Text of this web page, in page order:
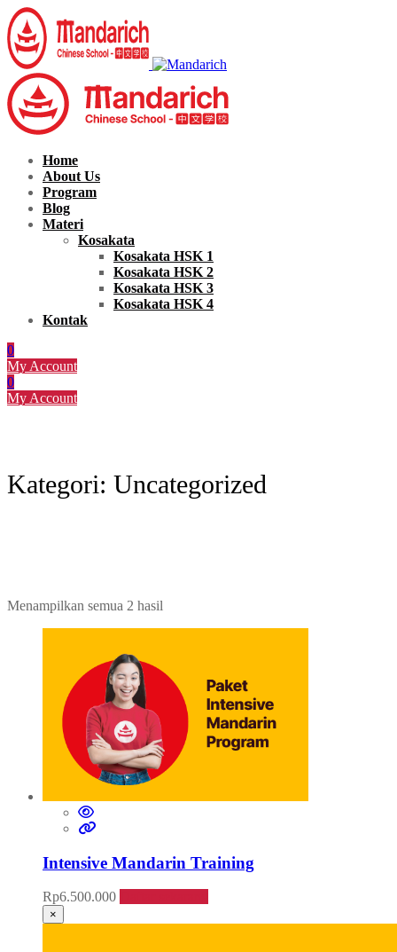
Home
About Us
Program
Blog
Materi
Kosakata
Kosakata HSK 1
Kosakata HSK 2
Kosakata HSK 3
Kosakata HSK 4
Kontak
0
My Account
0
My Account
Kategori: Uncategorized
Menampilkan semua 2 hasil
Intensive Mandarin Training
Rp6.500.000
×